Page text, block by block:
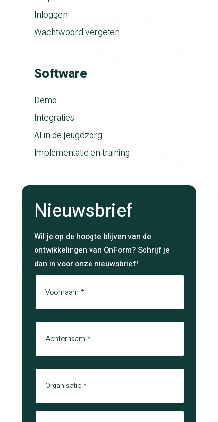
Inloggen
Wachtwoord vergeten
Software
Demo
Integraties
AI in de jeugdzorg
Implementatie en training
Nieuwsbrief
Wil je op de hoogte blijven van de
ontwikkelingen van OnForm? Schrijf je
dan in voor onze nieuwsbrief!
Naam
Voornaam
Achternaam
Organisatie
E-mail